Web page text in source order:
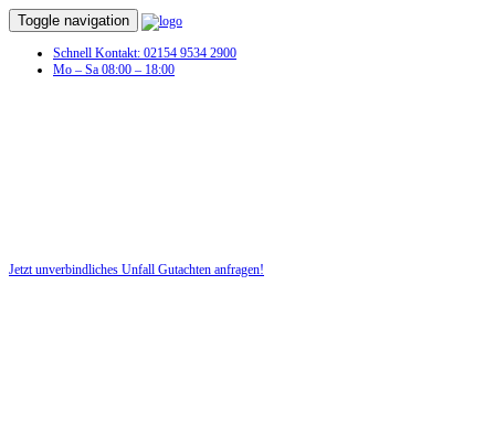
Toggle navigation
Schnell Kontakt: 02154 9534 2900
Mo – Sa 08:00 – 18:00
Jetzt unverbindliches Unfall Gutachten anfragen!